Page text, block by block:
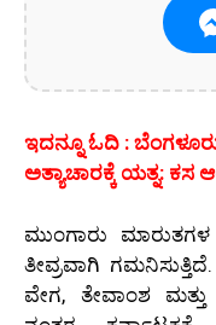
ಇದನ್ನೂ ಓದಿ :
ಅತ್ಯಾಚಾರಕ್ಕೆ ಯತ್ನ:
ಮುಂಗಾರು
ತೀವ್ರವಾಗಿ
ವೇಗ, ತೇವಾಂಶ